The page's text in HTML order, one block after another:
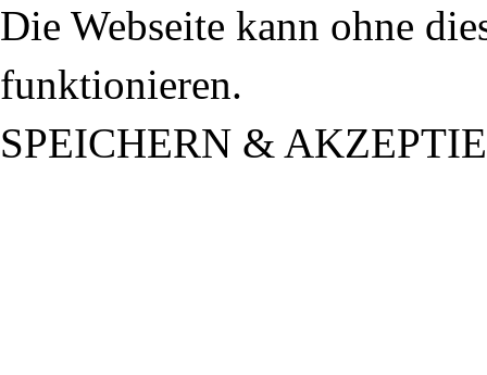
Die Webseite kann ohne
funktionieren.
SPEICHERN &